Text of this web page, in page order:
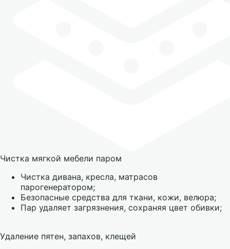
Чистка мягкой мебели паром
Чистка дивана, кресла, матрасов
парогенератором;
Безопасные средства для ткани, кожи, велюра;
Пар удаляет загрязнения, сохраняя цвет обивки;
Удаление пятен, запахов, клещей